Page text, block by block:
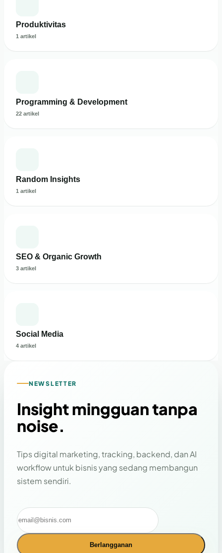
Produktivitas
1 artikel
Programming & Development
22 artikel
Random Insights
1 artikel
SEO & Organic Growth
3 artikel
Social Media
4 artikel
NEWSLETTER
Insight mingguan tanpa
noise.
Tips digital marketing, tracking, backend, dan AI
workflow untuk bisnis yang sedang membangun
sistem sendiri.
Berlangganan